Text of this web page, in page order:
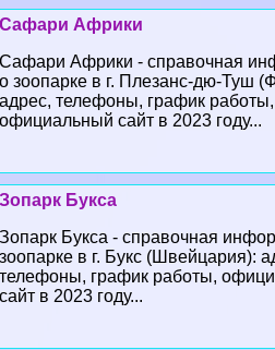
Сафари Африки
Сафари Африки - справочная
о зоопарке в г. Плезанс-дю-Туш
адрес, телефоны, график работы,
официальный сайт в 2023 году...
Зопарк Букса
Зопарк Букса - справочная
зоопарке в г. Букс (Швейцария):
телефоны, график работы,
сайт в 2023 году...